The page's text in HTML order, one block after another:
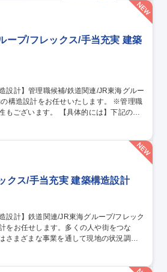
ープ/フレックス/手当充実 建築
体的には】下記の構
等） ・Cプロ建築（相模川・中部車両基
クス/手当充実 建築構造設計
さまざまな事業を通して現地の状況調査